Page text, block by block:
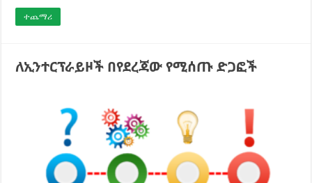
ተጨማሪ
ለኢንተርፕራይዞች በየደረጃው የሚሰጡ ድጋፎች